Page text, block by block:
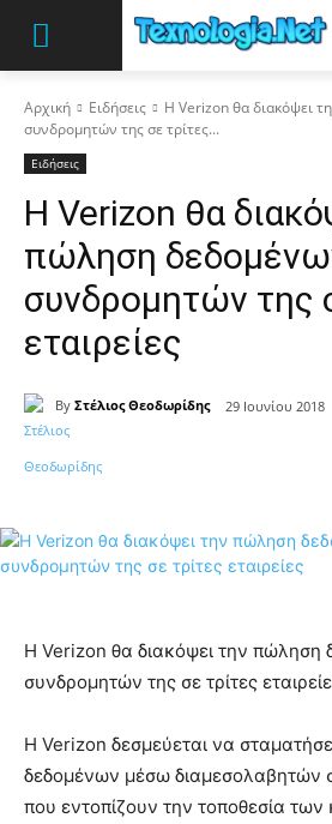
Αρχική Ειδήσεις
Η Verizon θα διακόψει
συνδρομητών της σε τρίτες...
Ειδήσεις
Η Verizon θα
πώληση
συνδρομητών της
εταιρείες
By Στέλιος Θεοδωρίδης 29 Ιουνίου 2018
Η Verizon θα διακόψει την πώληση
συνδρομητών της σε τρίτες
Η Verizon δεσμεύεται να
δεδομένων μέσω διαμεσολαβητών
που εντοπίζουν την τοποθεσία